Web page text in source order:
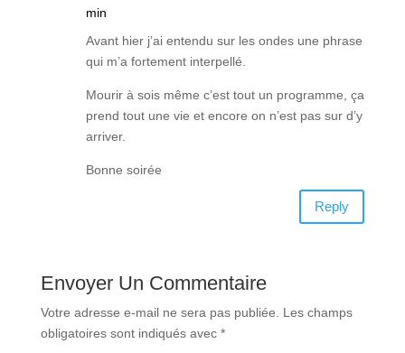
min
Avant hier j’ai entendu sur les ondes une phrase
qui m’a fortement interpellé.
Mourir à sois même c’est tout un programme, ça
prend tout une vie et encore on n’est pas sur d’y
arriver.
Bonne soirée
Reply
Envoyer Un Commentaire
Votre adresse e-mail ne sera pas publiée.
Les champs
obligatoires sont indiqués avec *